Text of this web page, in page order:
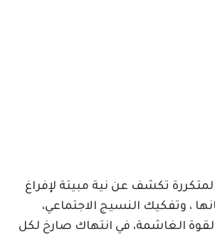
تكشف عن نية مبيتة لإفراغ
، وتفكيك النسيج الاجتماعي،
الغاشمة، في انتهاك صارخ لكل